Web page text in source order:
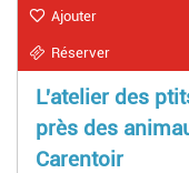
Ajouter
Réserver
L'atelier des
près des
Carentoir